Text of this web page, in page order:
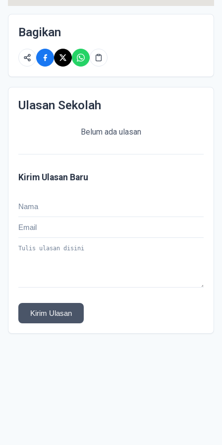
Bagikan
Ulasan Sekolah
Belum ada ulasan
Kirim Ulasan Baru
Kirim Ulasan